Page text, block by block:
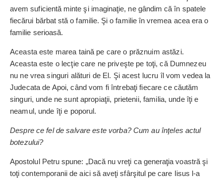
avem suficientă min­te şi imagi­naţie, ne gândim că în spatele
fiecărui bărbat stă o familie. Şi o familie în vremea acea era o
familie serioasă.
Aceasta este marea taină pe care o prăznuim astăzi.
Aceasta este o lecţie care ne priveşte pe toţi, că Dumnezeu
nu ne vrea singuri alături de El. Şi acest lucru îl vom vedea la
Judecata de Apoi, când vom fi întrebaţi fiecare ce căutăm
singuri, unde ne sunt apropiaţii, prietenii, familia, unde îţi e
neamul, unde îţi e poporul.
Despre ce fel de salvare este vorba? Cum au înţe­les actul
botezului?
Apostolul Petru spune: „Dacă nu vreţi ca generaţia voastră şi
toţi contemporanii de aici să aveţi sfârşitul pe care Iisus l-a